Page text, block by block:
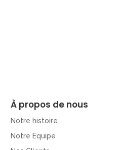
À propos de nous
Notre histoire
Notre Equipe